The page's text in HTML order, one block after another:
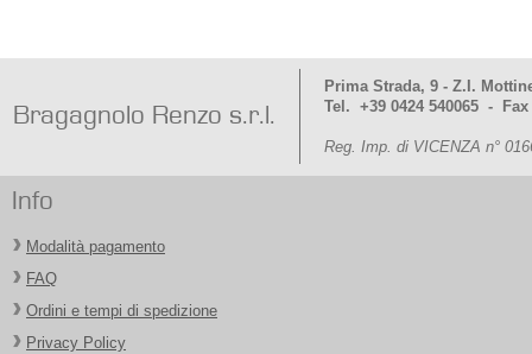
Bragagnolo Renzo s.r.l.
Prima Strada, 9 - Z.I.
Tel. +39 0424 540065 - Fax
Reg. Imp. di VICENZA n°
Info
Modalità pagamento
FAQ
Ordini e tempi di spedizione
Privacy Policy